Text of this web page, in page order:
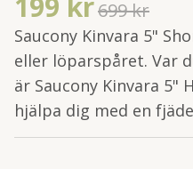
699 kr
Saucony Kinvara 5"
eller löparspåret. Var
är Saucony Kinvara
hjälpa dig med en